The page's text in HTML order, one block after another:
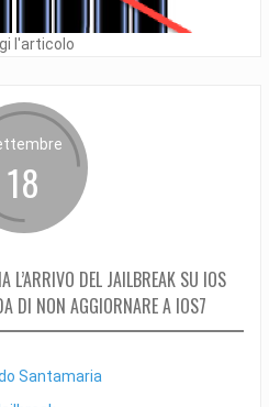
l'articolo
18
L’ARRIVO DEL JAILBREAK SU IOS
DI NON AGGIORNARE A IOS7
Santamaria